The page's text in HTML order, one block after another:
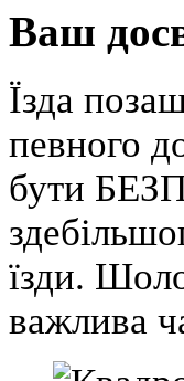
Ваш
Їзда
певного
бути
їзди.
важлива